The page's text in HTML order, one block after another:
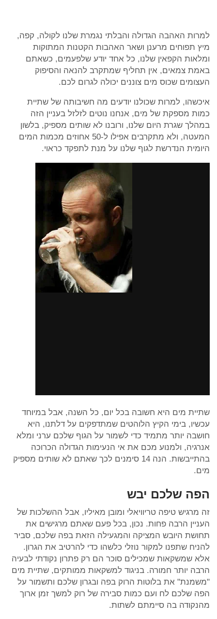
למרות האהבה הגדולה והבלתי נגמרת שלנו לקולה, קפה,
מיץ תפוחים מרענן ושאר האהבות הקטנות המתוקות
ומלאות הקפאין שלנו, כל אחד יודע שלפעמים, כשאתם
באמת צמאים, אין תחליף שמתקרב להנאה והסיפוק
העצומים שכוס מים צוננים יכולה לגרום לכם.
איכשהו, למרות שכולנו יודעים מה חשיבותה של שתיית
כמות מספקת של מים, אנחנו נוטים לזלזל בעניין הזה
במהלך שגרת היום שלנו, ורובנו לא שותים מספיק, בלשון
המעטה, ולא מתקרבים אפילו ל-50 אחוזים מכמות המים
היומית הנדרשת לגוף שלנו על מנת לתפקד כראוי.
שתיית מים היא חשובה בכל יום, כל השנה, אבל במיוחד
עכשיו, בימי הקיץ הלוהטים שמתדפקים על דלתנו, היא
חושבה יותר מתמיד כדי לשמור על הגוף שלכם ערני ומלא
אנרגיה, ולמנוע מכם את אי הנעימות הגדולה הכרוכה
בהתייבשות. הנה 14 סימנים לכך שאתם לא שותים מספיק
מים.
הפה שלכם יבש
זה מרגיש טיפה טריוויאלי ומובן מאיליו, אבל ההשלכות של
העניין הרבה פחות. נכון, בכל פעם שאתם מרגישים את
תחושת היובש המציקה והמגעילה הזאת בפה שלכם, סביר
להניח שתפנו למקור נוזלי כלשהו כדי להרטיב את הגרון.
אלא שמשקאות שמכילים סוכר הם רק פתרון נקודתי לבעיה
הרבה יותר חמורה. בניגוד למשקאות ממותקים, שתיית מים
"משמנת" את בלוטות הרוק בפה ובגרון שלכם ותשמור על
הפה שלכם לח ועם כמות סבירה של רוק למשך זמן ארוך
מהנקודה בה סיימתם לשתות.